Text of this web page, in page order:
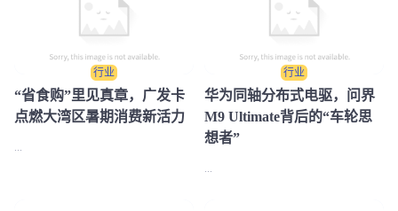
行业
“省食购”里见真章，广发卡
点燃大湾区暑期消费新活力
...
行业
华为同轴分布式电驱，问界
M9 Ultimate背后的“车轮思
想者”
...